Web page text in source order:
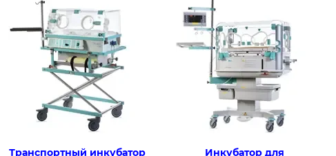
Транспортный инкубатор
Инкубатор для